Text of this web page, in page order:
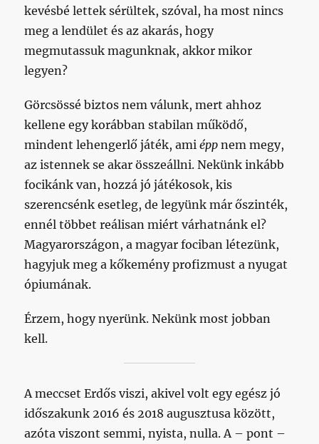
kevésbé lettek sérültek, szóval, ha most nincs
meg a lendület és az akarás, hogy
megmutassuk magunknak, akkor mikor
legyen?
Görcsössé biztos nem válunk, mert ahhoz
kellene egy korábban stabilan működő,
mindent lehengerlő játék, amiépp nem megy,
az istennek se akar összeállni. Nekünk inkább
focikánk van, hozzá jó játékosok, kis
szerencsénk esetleg, de legyünk már őszinték,
ennél többet reálisan miért várhatnánk el?
Magyarországon, a magyar fociban létezünk,
hagyjuk meg a kőkemény profizmust a nyugat
ópiumának.
Érzem, hogy nyerünk. Nekünk most jobban
kell.
A meccset Erdős viszi, akivel volt egy egész jó
időszakunk 2016 és 2018 augusztusa között,
azóta viszont semmi, nyista, nulla. A – pont –